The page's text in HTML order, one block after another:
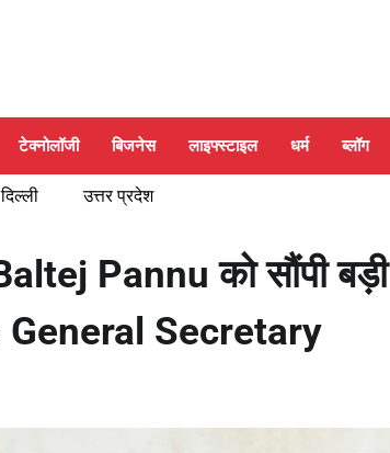
टेक्नोलॉजी बिजनेस लाइफ्स्टाइल धर्म ब्लॉग
दिल्ली उत्तर प्रदेश
Pannu को सौंपी
General Secretary